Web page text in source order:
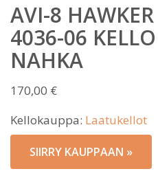
AVI-8
4036-06
NAHKA
170,00 €
Kellokauppa: Laatukellot
SIIRRY KAUPPAAN »